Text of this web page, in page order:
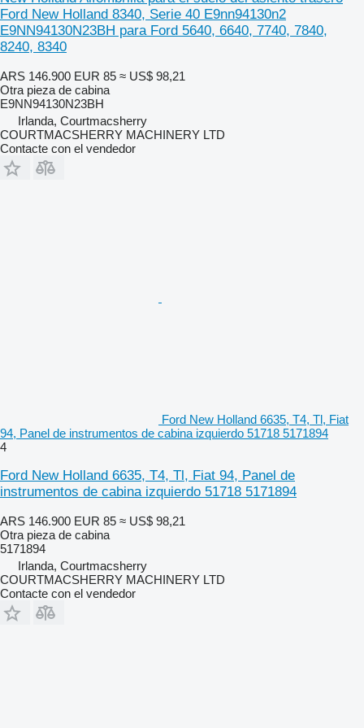
Ford New Holland 8340, Serie 40 E9nn94130n2
E9NN94130N23BH para Ford 5640, 6640, 7740, 7840,
8240, 8340
ARS 146.900 EUR 85 ≈ US$ 98,21
Otra pieza de cabina
E9NN94130N23BH
Irlanda, Courtmacsherry
COURTMACSHERRY MACHINERY LTD
Contacte con el vendedor
Ford New Holland 6635, T4, Tl, Fiat
94, Panel de instrumentos de cabina izquierdo 51718 5171894
4
Ford New Holland 6635, T4, Tl, Fiat 94, Panel de
instrumentos de cabina izquierdo 51718 5171894
ARS 146.900 EUR 85 ≈ US$ 98,21
Otra pieza de cabina
5171894
Irlanda, Courtmacsherry
COURTMACSHERRY MACHINERY LTD
Contacte con el vendedor